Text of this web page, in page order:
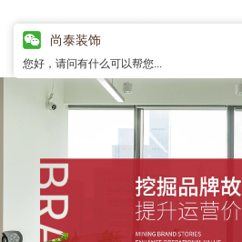
尚泰装饰
您好，请问有什么可以帮您...